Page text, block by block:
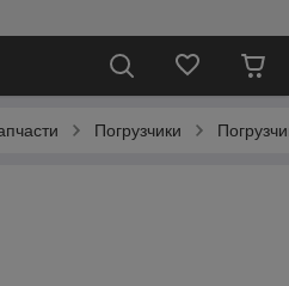
Погрузчики